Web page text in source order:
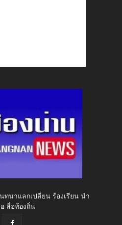
นาแลกเปลี่ยน ร้องเรียน นำ
สื่อท้องถิ่น